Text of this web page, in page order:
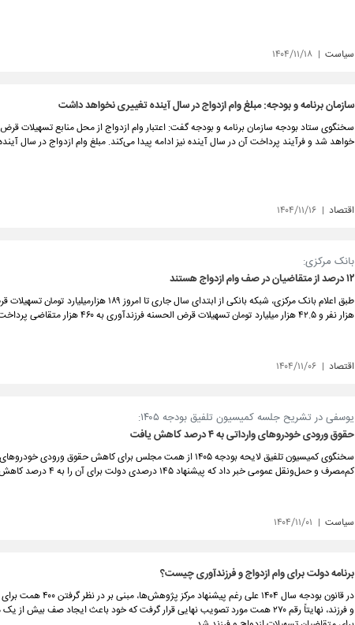
سیاست ۱۴۰۴/۱۱/۱۸
سازمان برنامه و بودجه: مبلغ وام ازدواج در سال آینده تغییری نخواهد داشت
سخنگوی ستاد بودجه سازمان برنامه و بودجه گفت: اعتبار وام ازدواج از محل منابع تسهیلات
خواهد شد و فرآیند پرداخت آن در سال آینده نیز ادامه پیدا می‌کند. مبلغ وام ازدواج در سال
اقتصاد ۱۴۰۴/۱۱/۱۶
بانک مرکزی:
۱۲ درصد از متقاضیان در صف وام ازدواج هستند
هزار نفر و ۴۲.۵ هزار میلیارد تومان تسهیلات قرض الحسنه فرزندآوری به ۴۶۰ هزار متقاضی پرداخت کرده است.
اقتصاد ۱۴۰۴/۱۱/۰۶
یوسفی در تشریح جلسه کمیسیون تلفیق بودجه ۱۴۰۵:
حقوق ورودی خودروهای وارداتی به ۴ درصد کاهش یافت
سخنگوی کمیسیون تلفیق لایحه بودجه ۱۴۰۵ از همت مجلس برای کاهش حقوق
کم‌مصرف و حمل‌ونقل عمومی خبر داد که پیشنهاد ۱۴۵ درصدی دولت برای آن را به ۴ درصد کاهش داده است.
سیاست ۱۴۰۴/۱۱/۰۱
برنامه‌ دولت برای وام ازدواج و فرزندآوری چیست؟
در قانون بودجه سال ۱۴۰۴ علی